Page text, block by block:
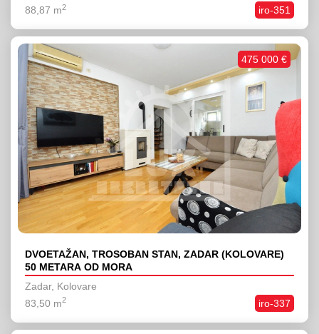
iro-351
88,87 m2
DVOETAŽAN, TROSOBAN STAN, ZADAR (KOLOVARE)
50 METARA OD MORA
Zadar, Kolovare
iro-337
83,50 m2
475 000 €